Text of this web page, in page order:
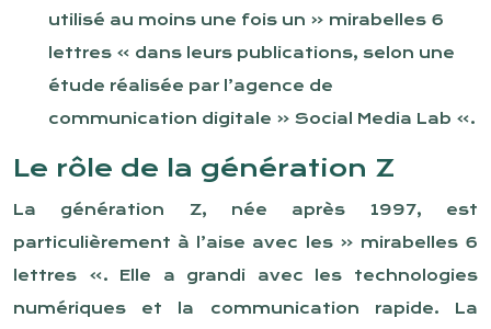
utilisé au moins une fois un « mirabelles 6
lettres » dans leurs publications, selon une
étude réalisée par l’agence de
communication digitale « Social Media Lab ».
Le rôle de la génération Z
La génération Z, née après 1997, est
particulièrement à l’aise avec les « mirabelles 6
lettres ». Elle a grandi avec les technologies
numériques et la communication rapide. La